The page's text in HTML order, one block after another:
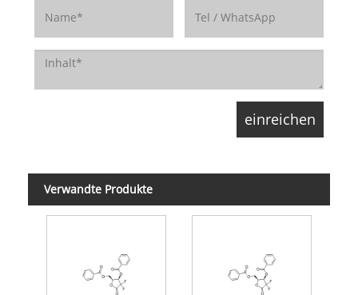
Verwandte Produkte